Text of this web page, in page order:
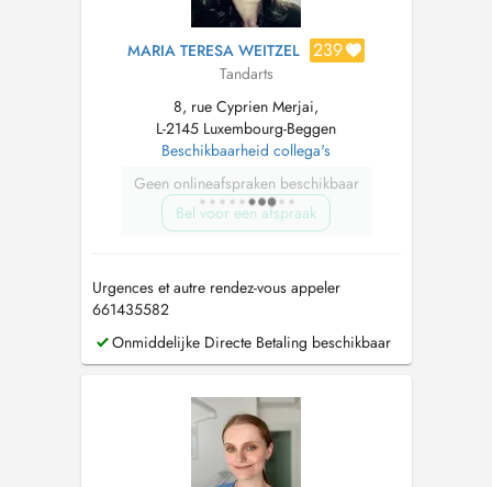
MARIA TERESA WEITZEL 239
Tandarts
8, rue Cyprien Merjai,
L-2145 Luxembourg-Beggen
Beschikbaarheid collega's
Geen onlineafspraken beschikbaar
Bel voor een afspraak
Urgences et autre rendez-vous appeler
661435582
Onmiddelijke Directe Betaling beschikbaar